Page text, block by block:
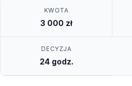
KWOTA
3 000 zł
DECYZJA
24 godz.